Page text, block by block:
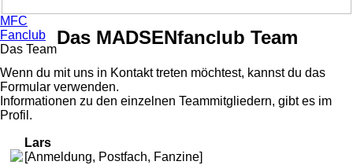
MFC
Fanclub
Das Team
Das MADSENfanclub Team
Wenn du mit uns in Kontakt treten möchtest, kannst du das
Formular verwenden.
Informationen zu den einzelnen Teammitgliedern, gibt es im
Profil.
Lars
[Anmeldung, Postfach, Fanzine]